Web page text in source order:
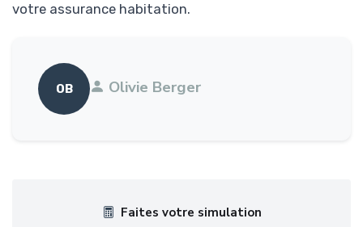
votre assurance habitation.
OB Olivie Berger
Faites votre simulation